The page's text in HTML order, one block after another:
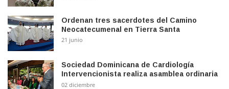
Ordenan tres sacerdotes del Camino
Neocatecumenal en Tierra Santa
21 junio
Sociedad Dominicana de Cardiología
Intervencionista realiza asamblea ordinaria
02 diciembre